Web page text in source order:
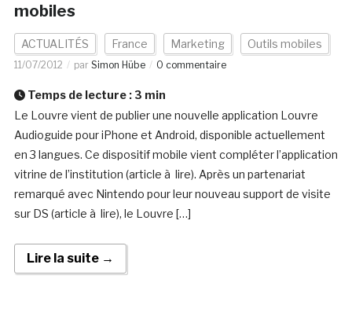
mobiles
ACTUALITÉS France Marketing Outils mobiles
11/07/2012 par Simon Hübe 0 commentaire
Temps de lecture : 3 min
Le Louvre vient de publier une nouvelle application Louvre
Audioguide pour iPhone et Android, disponible actuellement
en 3 langues. Ce dispositif mobile vient compléter l’application
vitrine de l’institution (article à lire). Après un partenariat
remarqué avec Nintendo pour leur nouveau support de visite
sur DS (article à lire), le Louvre […]
Lire la suite →